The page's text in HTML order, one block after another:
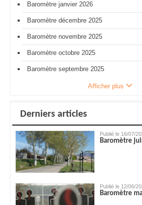
Baromètre janvier 2026
Baromètre décembre 2025
Baromètre novembre 2025
Baromètre octobre 2025
Baromètre septembre 2025
Afficher plus
Derniers articles
Publié le 16/07/
Baromètre
Publié le 12/06/
Baromètre